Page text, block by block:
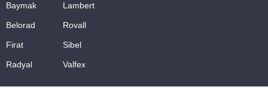
Baymak
Belorad
Firat
Radyal
Lambert
Rovall
Sibel
Valfex